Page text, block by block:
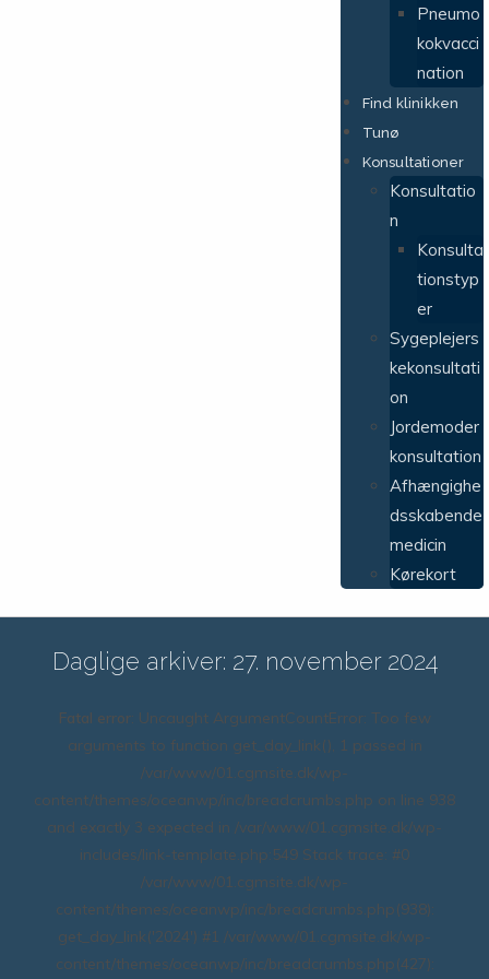
Pneumo
kokvacci
nation
Find klinikken
Tunø
Konsultationer
Konsultatio
n
Konsulta
tionstyp
er
Sygeplejers
kekonsultati
on
Jordemoder
konsultation
Afhængighe
dsskabende
medicin
Kørekort
Daglige arkiver: 27. november 2024
Fatal error: Uncaught ArgumentCountError: Too few
arguments to function get_day_link(), 1 passed in
/var/www/01.cgmsite.dk/wp-
content/themes/oceanwp/inc/breadcrumbs.php on line 938
and exactly 3 expected in /var/www/01.cgmsite.dk/wp-
includes/link-template.php:549 Stack trace: #0
/var/www/01.cgmsite.dk/wp-
content/themes/oceanwp/inc/breadcrumbs.php(938):
get_day_link('2024') #1 /var/www/01.cgmsite.dk/wp-
content/themes/oceanwp/inc/breadcrumbs.php(427):